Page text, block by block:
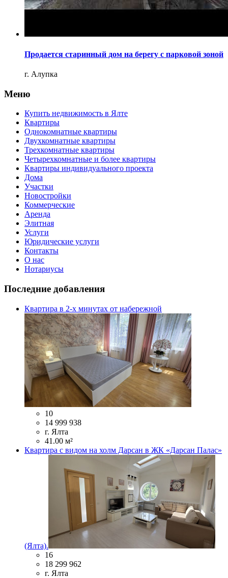
Продается старинный дом на берегу с парковой зоной
г. Алупка
Меню
Купить недвижимость в Ялте
Квартиры
Однокомнатные квартиры
Двухкомнатные квартиры
Трехкомнатные квартиры
Четырехкомнатные и более квартиры
Квартиры индивидуального проекта
Дома
Участки
Новостройки
Коммерческие
Аренда
Элитная
Услуги
Юридические услуги
Контакты
О нас
Нотариусы
Последние добавления
Квартира в 2-х минутах от набережной
10
14 999 938
г. Ялта
41.00 м²
Квартира с видом на холм Дарсан в ЖК «Дарсан Палас»
(Ялта).
16
18 299 962
г. Ялта